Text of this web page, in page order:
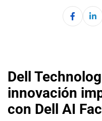
Dell
innovación
con Dell AI